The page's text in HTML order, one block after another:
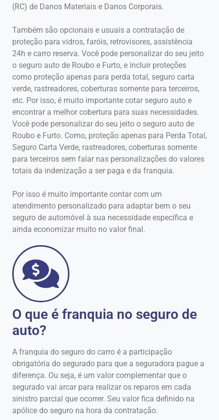
(RC) de Danos Materiais e Danos Corporais.
Também são opcionais e usuais a contratação de
proteção para vidros, faróis, retrovisores, assistência
24h e carro reserva. Você pode personalizar do seu jeito
o seguro auto de Roubo e Furto, e incluir proteções
como proteção apenas para perda total, seguro carta
verde, rastreadores, coberturas somente para terceiros,
etc. Por isso, é muito importante cotar seguro auto e
encontrar a melhor cobertura para suas necessidades.
Você pode personalizar do seu jeito o seguro auto de
Roubo e Furto. Como, proteção apenas para Perda Total,
Seguro Carta Verde, rastreadores, coberturas somente
para terceiros sem falar nas personalizações do valores
totais da indenização a ser paga e da franquia.
Por isso é muito importante contar com um
atendimento personalizado para adaptar bem o seu
seguro de automóvel à sua necessidade específica e
ainda economizar muito no valor final.
O que é franquia no seguro de
auto?
A franquia do seguro do carro é a participação
obrigatória do segurado para que a seguradora pague a
diferença. Ou seja, é um valor complementar que o
segurado vai arcar para realizar os reparos em cada
sinistro parcial que ocorrer. Seu valor fica definido na
apólice do seguro na hora da contratação.